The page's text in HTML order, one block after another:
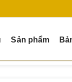
Sản phẩm